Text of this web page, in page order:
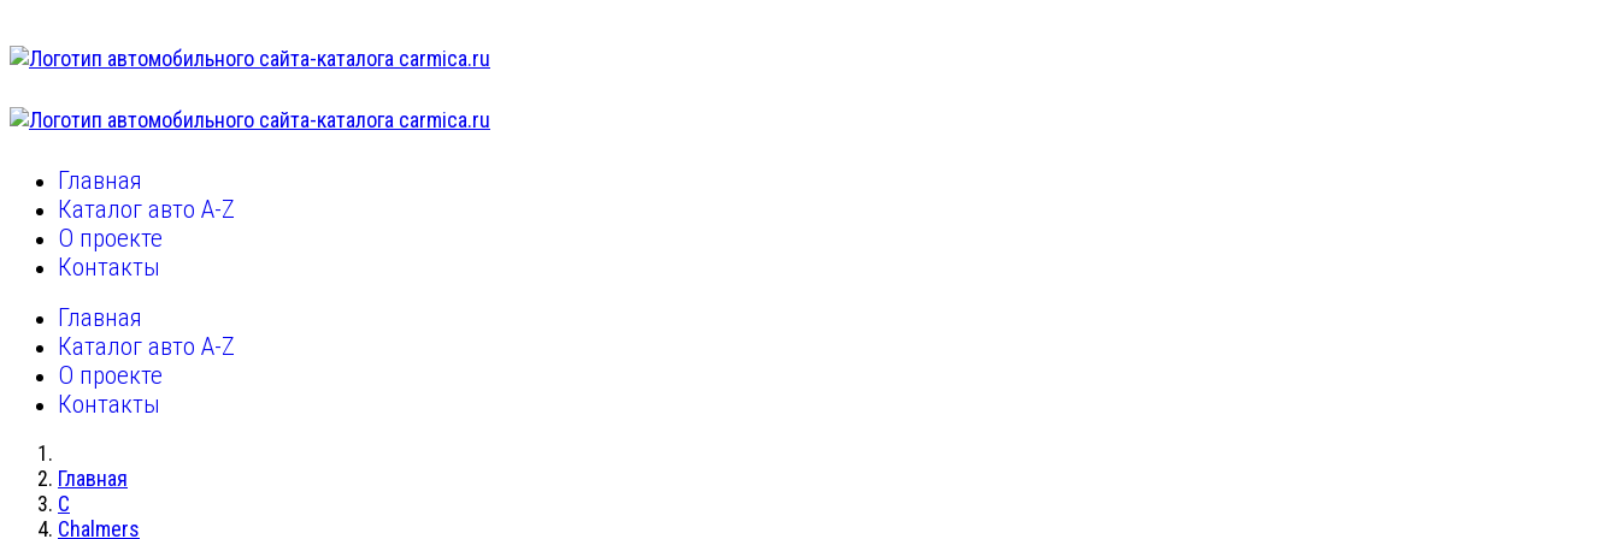
Главная
Каталог авто A-Z
О проекте
Контакты
Главная
Каталог авто A-Z
О проекте
Контакты
Главная
C
Chalmers